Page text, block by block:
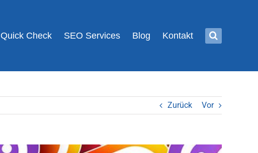
Quick Check SEO Services Blog Kontakt
Zurück Vor